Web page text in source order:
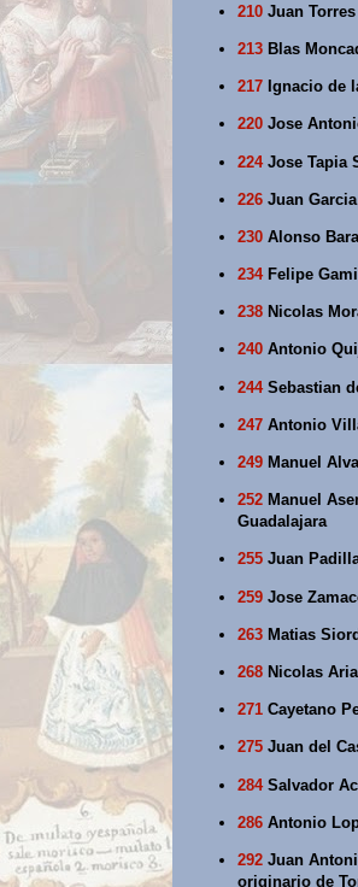
210 Juan
213 Blas
217 Ignacio de
220 Jose
224Jose Tapia
226 Juan
230 Alonso
234Felipe
238 Nicolas
240 Antonio
244Sebastian
247 Antonio
249 Manuel
252 Manuel
Guadalajara
255 Juan
259 Jose
263 Matias
268 Nicolas
271 Cayetano
275 Juan del
284Salvador
286 Antonio
292 Juan
originario de